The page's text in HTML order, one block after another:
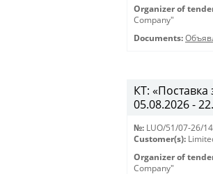
Organizer of
Company"
Documents:
КТ:
05.08.2026 -
№: LUO/51/07-26/
Customer(s):
Organizer of
Company"